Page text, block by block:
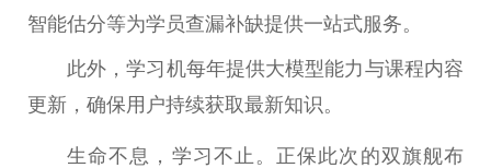
智能估分等为学员查漏补缺提供一站式服务。
此外，学习机每年提供大模型能力与课程内容
更新，确保用户持续获取最新知识。
生命不息，学习不止。正保此次的双旗舰布